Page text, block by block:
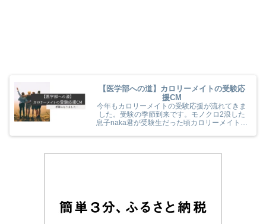
【医学部への道】カロリーメイトの受験応
援CM
今年もカロリーメイトの受験応援が流れてきま
した。受験の季節到来です。モノクロ2浪した
息子naka君が受験生だった頃カロリーメイトの
(^^) 今年のカロリーメイトの受験応援CMも音